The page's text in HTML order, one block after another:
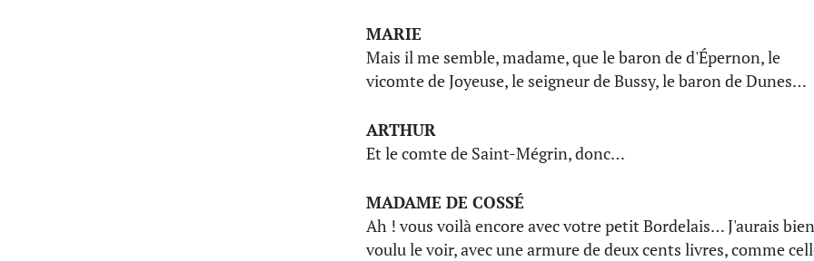
MARIE
Mais il me semble, madame, que le baron de d'Épernon, le
vicomte de Joyeuse, le seigneur de Bussy, le baron de Dunes…
ARTHUR
Et le comte de Saint-Mégrin, donc…
MADAME DE COSSÉ
Ah ! vous voilà encore avec votre petit Bordelais… J'aurais bien
voulu le voir, avec une armure de deux cents livres, comme